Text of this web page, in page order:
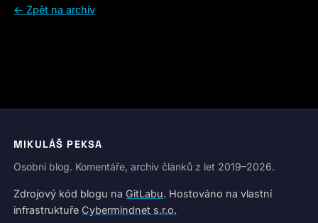
← Zpět na archiv
MIKULÁŠ PEKSA
Osobní blog. Komentáře, archiv článků z let 2019–2026.
Zdrojový kód blogu na GitLabu. Hostováno na vlastní
infrastruktuře Cybermindnet s.r.o.